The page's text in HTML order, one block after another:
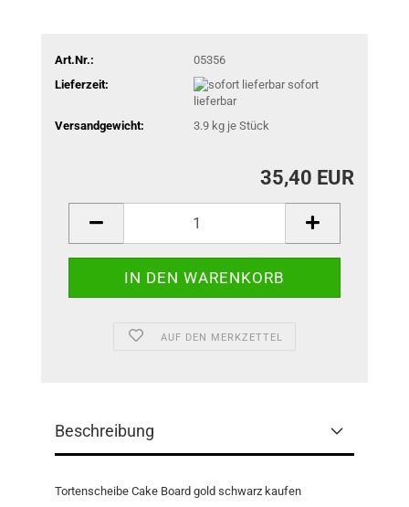
Art.Nr.:
05356
Lieferzeit:
sofort
lieferbar
Versandgewicht:
3.9kg je Stück
35,40 EUR
AUF DEN MERKZETTEL
Beschreibung
Tortenscheibe Cake Board gold schwarz kaufen